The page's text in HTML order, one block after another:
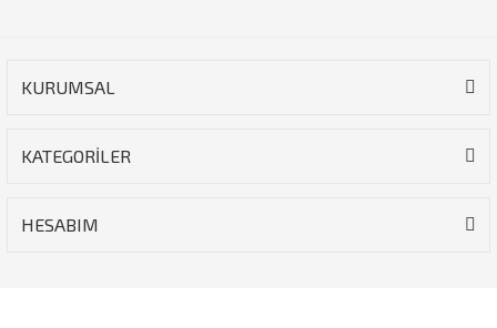
KURUMSAL
KATEGORİLER
HESABIM